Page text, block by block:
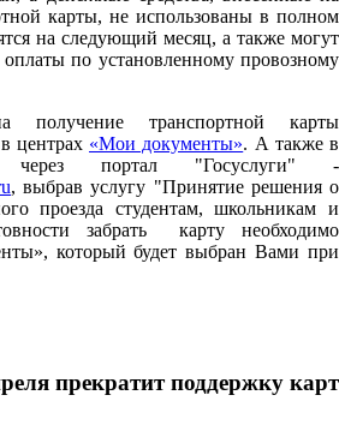
карты, не использованы в полном
на следующий месяц, а также могут
по установленному провозному
получение транспортной карты
центрах «Мои документы». А также в
через портал "Госуслуги" -
, выбрав услугу "Принятие решения о
проезда студентам, школьникам и
забрать карту необходимо
который будет выбран Вами при
прекратит поддержку карт